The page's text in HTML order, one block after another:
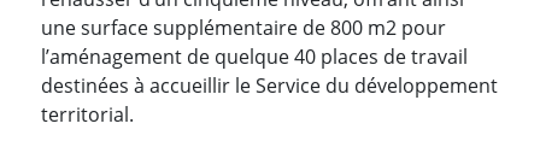
une surface supplémentaire de 800 m2 pour
l’aménagement de quelque 40 places de travail
destinées à accueillir le Service du développement
territorial.